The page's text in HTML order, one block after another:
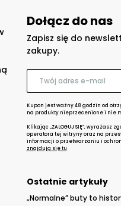
Dołącz do nas
Zapisz się do
zakupy.
Kupon jest ważny 48 godzin od
na produkty nieprzecenione i nie
Klikając „ZALOGUJ SIĘ”,
operatora tej witryny oraz na
informacji o przetwarzaniu i
znajdują się tu
Ostatnie artykuły
„Normalne” buty to